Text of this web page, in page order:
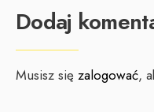
Dodaj
Musisz się zalogować,